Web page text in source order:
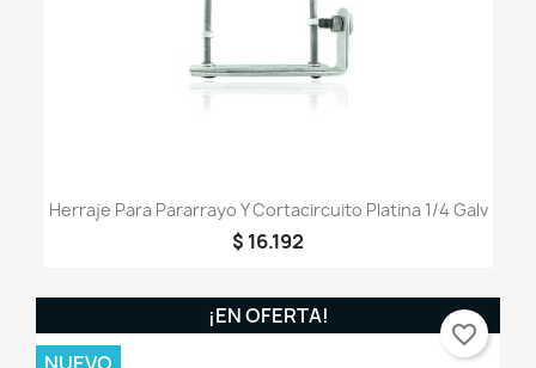
Herraje Para Pararrayo Y Cortacircuito Platina 1/4 Galv
$ 16.192
¡EN OFERTA!
favorite_border